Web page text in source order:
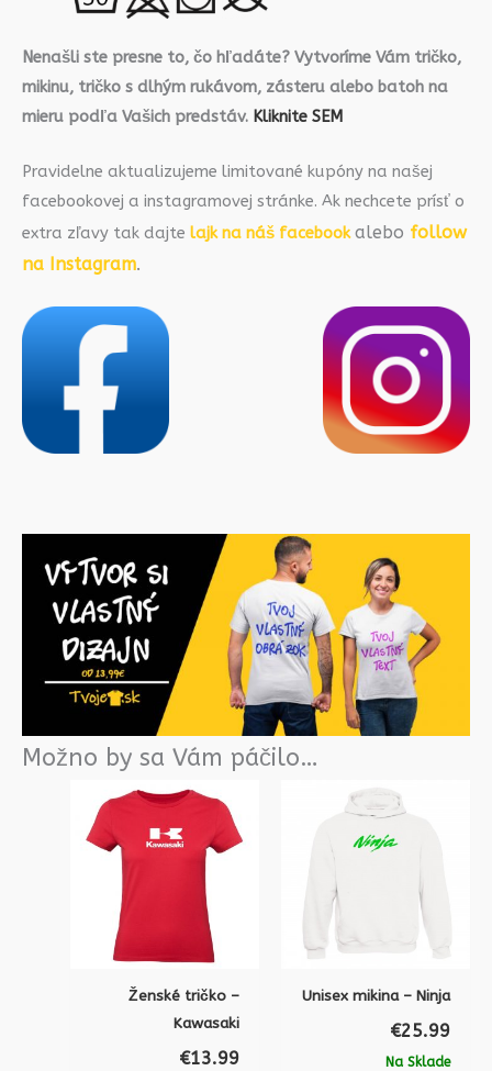
Nenašli ste presne to, čo hľadáte? Vytvoríme Vám tričko,
mikinu, tričko s dlhým rukávom, zásteru alebo batoh na
mieru podľa Vašich predstáv. Kliknite SEM
Pravidelne aktualizujeme limitované kupóny na našej
facebookovej a instagramovej stránke. Ak nechcete prísť o
extra zľavy tak dajte lajk na náš facebookalebo follow
na Instagram.
Možno by sa Vám páčilo…
Ženské tričko –
Kawasaki
€13.99
Unisex mikina – Ninja
€25.99
Na Sklade